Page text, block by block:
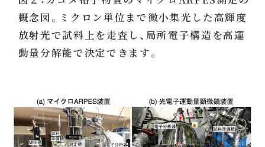
概念図。ミクロン単位まで微小集光した高輝度
放射光で試料上を走査し、局所電子構造を高運
動量分解能で決定できます。